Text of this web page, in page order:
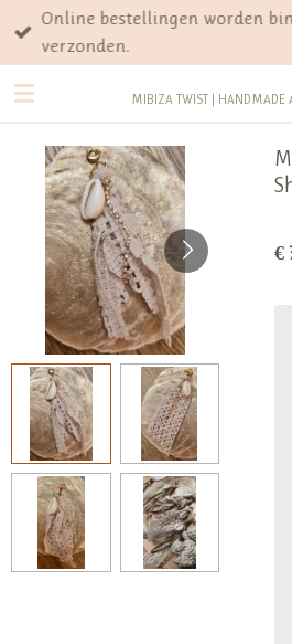
Ga
direct
naar
de
MIBIZA TWIST | HANDMADE
Online bestellingen worden
verzonden.
€